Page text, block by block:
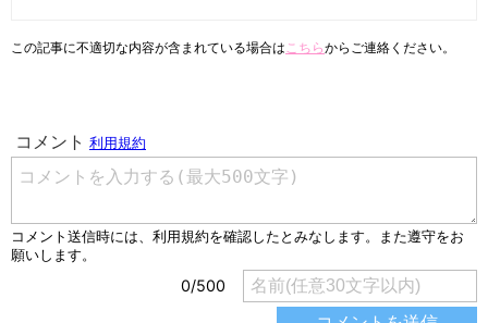
この記事に不適切な内容が含まれている場合はこちらからご連絡ください。